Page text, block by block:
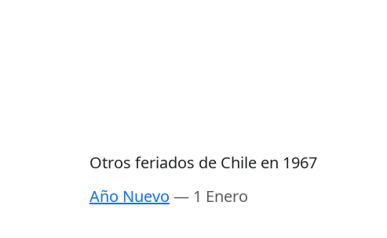
Otros feriados de Chile en 1967
Año Nuevo — 1 Enero